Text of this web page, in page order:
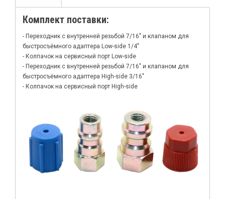
Комплект поставки:
- Переходник с внутренней резьбой 7/16" и клапаном для
быстросъёмного адаптера Low-side 1/4"
- Колпачок на сервисный порт Low-side
- Переходник с внутренней резьбой 7/16" и клапаном для
быстросъёмного адаптера High-side 3/16"
- Колпачок на сервисный порт High-side